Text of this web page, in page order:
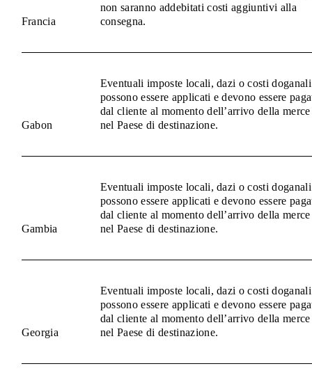
Francia
non saranno addebitati costi aggiuntivi alla
consegna.
Gabon
Eventuali imposte locali, dazi o costi doganali
possono essere applicati e devono essere
dal cliente al momento dell’arrivo della merce
nel Paese di destinazione.
Gambia
Eventuali imposte locali, dazi o costi doganali
possono essere applicati e devono essere
dal cliente al momento dell’arrivo della merce
nel Paese di destinazione.
Georgia
Eventuali imposte locali, dazi o costi doganali
possono essere applicati e devono essere
dal cliente al momento dell’arrivo della merce
nel Paese di destinazione.